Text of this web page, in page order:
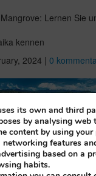
Lernen Sie
kennen
2024 | 0
its own and third
by analysing web
content by using your
features
based on a
habits.